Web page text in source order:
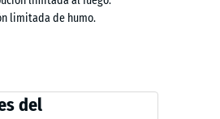
está verificada por un laboratorio
a memorias técnicas y
del aditivo ignifugante no
limitada de humo.
del